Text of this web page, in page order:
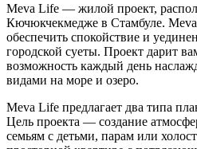
Meva Life — жилой проект,
Кючюкчекмедже в Стамбуле.
обеспечить спокойствие и
городской суеты. Проект дарит
возможность каждый день
видами на море и озеро.
Meva Life предлагает два типа
Цель проекта — создание
семьям с детьми, парам или